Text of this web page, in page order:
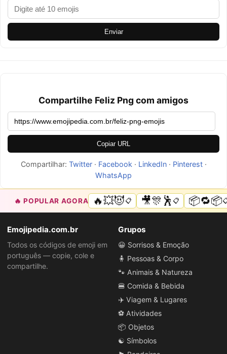
Enviar
Compartilhe Feliz Png com amigos
Copiar URL
Compartilhar: Twitter· Facebook · LinkedIn· Pinterest·
WhatsApp
🔥 POPULAR AGORA 🔥💥😈📋 🎥🎊🕺📋 📦🔁📦
Emojipedia.com.br
Todos os códigos de emoji em
português — copie, cole e
compartilhe.
Grupos
😀 Sorrisos & Emoção
🧍 Pessoas & Corpo
🐾 Animais & Natureza
🍔 Comida & Bebida
✈️ Viagem & Lugares
⚽ Atividades
📦 Objetos
☯️ Símbolos